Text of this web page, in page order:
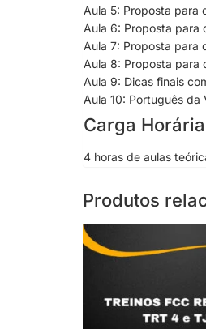
Aula 5: Proposta para
Aula 6: Proposta para
Aula 7: Proposta para
Aula 8: Proposta para
Aula 9: Dicas finais
Aula 10: Português da
Carga Horária
4 horas de aulas
Produtos